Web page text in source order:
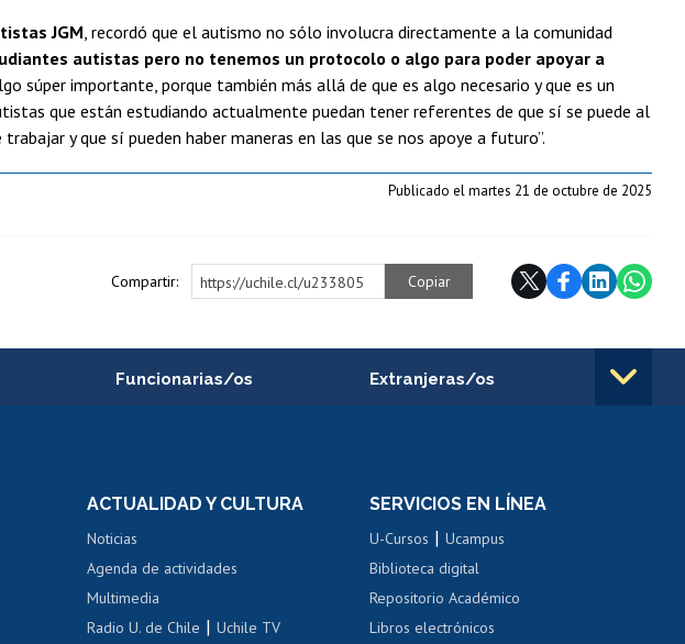
JGM , recordó que el autismo no sólo involucra directamente a la comunidad
autistas pero no tenemos un protocolo o algo para poder apoyar a
súper importante, porque también más allá de que es algo necesario y que es un
que están estudiando actualmente puedan tener referentes de que sí se puede al
y que sí pueden haber maneras en las que se nos apoye a futuro”.
Publicado el martes 21 de octubre de 2025
Compartir: https://uchile.cl/u233805 Copiar
Funcionarias/os
Portal de movilidad interna
Certificado de renta
Certificado de renta
Gestión de correo uchile
Extranjeras/os
Movilidad Estudiantil
Cursos de español
ACTUALIDAD Y CULTURA
Noticias
Agenda de actividades
Multimedia
Radio U. de Chile |Uchile TV
SERVICIOS EN LÍNEA
U-Cursos |Ucampus
Biblioteca digital
Repositorio Académico
Libros electrónicos